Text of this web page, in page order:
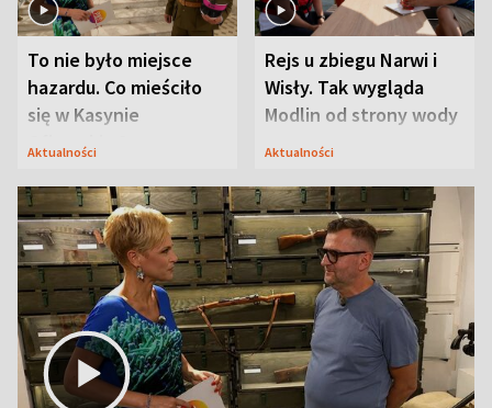
To nie było miejsce
hazardu. Co mieściło
się w Kasynie
Oficerskim?
Aktualności
Rejs u zbiegu Narwi i
Wisły. Tak wygląda
Modlin od strony wody
Aktualności